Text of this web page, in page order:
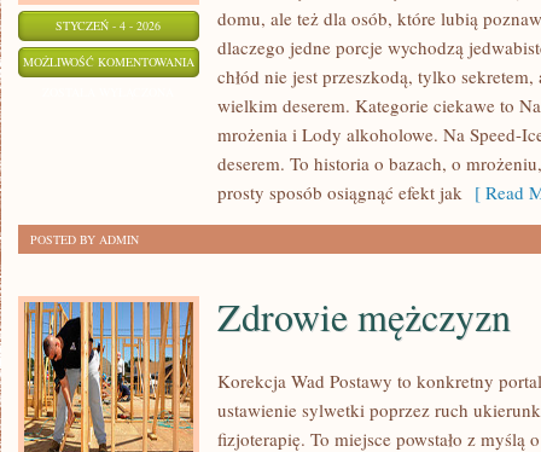
STYCZEŃ - 4 - 2026
MOŻLIWOŚĆ KOMENTOWANIA
domu, ale też dla osób, które lubią
dlaczego jedne porcje wychodzą
chłód nie jest przeszkodą, tylko sekretem,
wielkim deserem. Kategorie ciekawe to
mrożenia i Lody alkoholowe. Na Speed-
deserem. To historia o bazach, o
prosty sposób osiągnąć efekt jak [ Read
POSTED BY ADMIN
Zdrowie mężczyzn
Korekcja Wad Postawy to konkretny
ustawienie sylwetki poprzez ruch
fizjoterapię. To miejsce powstało z myślą